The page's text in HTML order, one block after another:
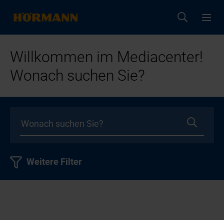
Willkommen im Mediacenter!
Wonach suchen Sie?
Weitere Filter